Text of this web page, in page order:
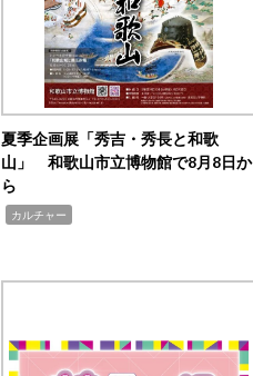
夏季企画展「秀吉・秀長と和歌
山」 和歌山市立博物館で8月8日か
ら
カルチャー